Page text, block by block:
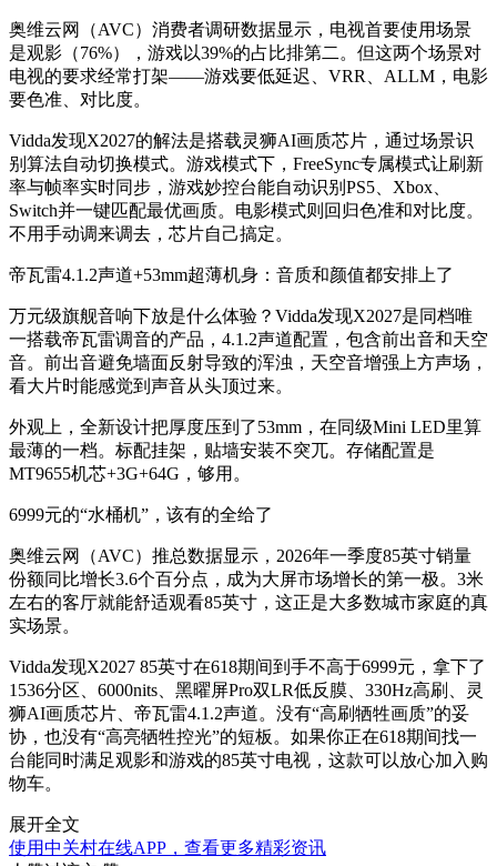
奥维云网（AVC）消费者调研数据显示，电视首要使用场景
是观影（76%），游戏以39%的占比排第二。但这两个场景对
电视的要求经常打架——游戏要低延迟、VRR、ALLM，电影
要色准、对比度。
Vidda发现X2027的解法是搭载灵狮AI画质芯片，通过场景识
别算法自动切换模式。游戏模式下，FreeSync专属模式让刷新
率与帧率实时同步，游戏妙控台能自动识别PS5、Xbox、
Switch并一键匹配最优画质。电影模式则回归色准和对比度。
不用手动调来调去，芯片自己搞定。
帝瓦雷4.1.2声道+53mm超薄机身：音质和颜值都安排上了
万元级旗舰音响下放是什么体验？Vidda发现X2027是同档唯
一搭载帝瓦雷调音的产品，4.1.2声道配置，包含前出音和天空
音。前出音避免墙面反射导致的浑浊，天空音增强上方声场，
看大片时能感觉到声音从头顶过来。
外观上，全新设计把厚度压到了53mm，在同级Mini LED里算
最薄的一档。标配挂架，贴墙安装不突兀。存储配置是
MT9655机芯+3G+64G，够用。
6999元的“水桶机”，该有的全给了
奥维云网（AVC）推总数据显示，2026年一季度85英寸销量
份额同比增长3.6个百分点，成为大屏市场增长的第一极。3米
左右的客厅就能舒适观看85英寸，这正是大多数城市家庭的真
实场景。
Vidda发现X2027 85英寸在618期间到手不高于6999元，拿下了
1536分区、6000nits、黑曜屏Pro双LR低反膜、330Hz高刷、灵
狮AI画质芯片、帝瓦雷4.1.2声道。没有“高刷牺牲画质”的妥
协，也没有“高亮牺牲控光”的短板。如果你正在618期间找一
台能同时满足观影和游戏的85英寸电视，这款可以放心加入购
物车。
展开全文
使用中关村在线APP，查看更多精彩资讯